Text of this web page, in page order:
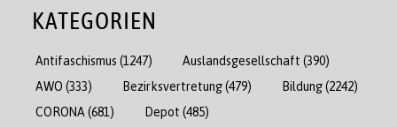
KATEGORIEN
Antifaschismus (1247) Auslandsgesellschaft (390)
AWO (333) Bezirksvertretung(479) Bildung(2242)
CORONA (681) Depot (485)